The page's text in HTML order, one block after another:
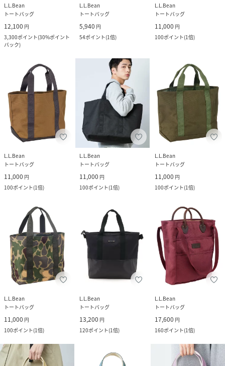
L.L.Bean
トートバッグ
12,100 円
3,300ポイント(30%ポイント
バック)
L.L.Bean
トートバッグ
5,940 円
54ポイント(1倍)
L.L.Bean
トートバッグ
11,000 円
100ポイント(1倍)
L.L.Bean
トートバッグ
11,000 円
100ポイント(1倍)
L.L.Bean
トートバッグ
11,000 円
100ポイント(1倍)
L.L.Bean
トートバッグ
11,000 円
100ポイント(1倍)
L.L.Bean
トートバッグ
11,000 円
100ポイント(1倍)
L.L.Bean
トートバッグ
13,200 円
120ポイント(1倍)
L.L.Bean
トートバッグ
17,600 円
160ポイント(1倍)